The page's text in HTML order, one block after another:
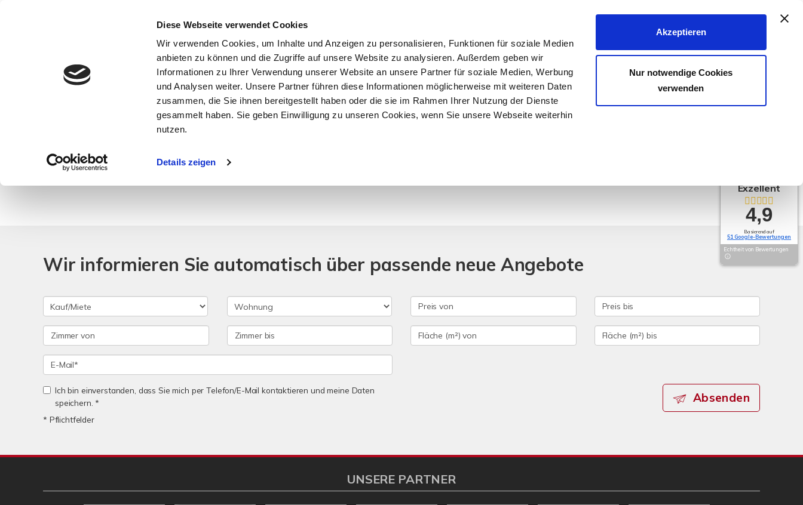
Diese Webseite verwendet Cookies
Wir verwenden Cookies, um Inhalte und Anzeigen zu personalisieren, Funktionen für soziale Medien
anbieten zu können und die Zugriffe auf unsere Website zu analysieren. Außerdem geben wir
Informationen zu Ihrer Verwendung unserer Website an unsere Partner für soziale Medien, Werbung
und Analysen weiter. Unsere Partner führen diese Informationen möglicherweise mit weiteren Daten
zusammen, die Sie ihnen bereitgestellt haben oder die sie im Rahmen Ihrer Nutzung der Dienste
gesammelt haben. Sie geben Einwilligung zu unseren Cookies, wenn Sie unsere Webseite weiterhin
nutzen.
Details zeigen
Akzeptieren
Nur notwendige Cookies
verwenden
START ÜBER F&K ANGEBOTE VERKÄUFER & VERMIETER KÄUFER & MIETER KONTAKT
Ihre Suchanfrage passt leider auf keines unserer Objekte.
Wir informieren Sie automatisch über passende neue Angebote
Ich bin einverstanden, dass Sie mich per Telefon/E-Mail kontaktieren und meine Daten
speichern. *
* Pflichtfelder
Absenden
Exzellent
4,9
Basierend auf
51 Google-Bewertungen
Echtheit von Bewertungen
UNSERE PARTNER